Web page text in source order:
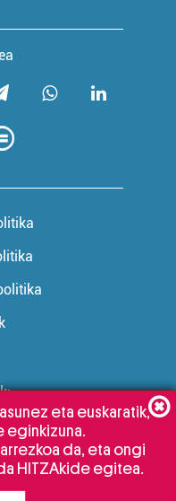
eta euskaratik,
eginkizuna.
da, eta ongi
HITZAkide egitea.